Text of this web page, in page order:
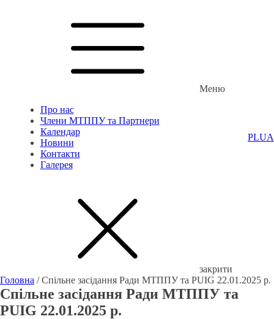
Меню
Про нас
Члени МТППУ та Партнери
Календар
Новини
Контакти
Галерея
закрити
PLUA
Головна / Спільне засідання Ради МТППУ та PUIG 22.01.2025 р.
Спільне засідання Ради МТППУ та
PUIG 22.01.2025 р.